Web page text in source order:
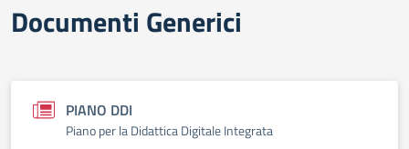
Documenti Generici
PIANO DDI
Piano per la Didattica Digitale Integrata